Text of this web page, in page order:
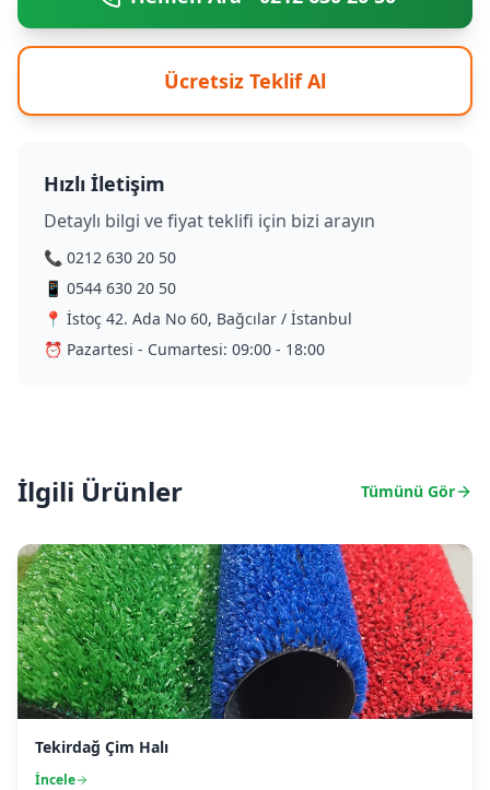
Ücretsiz Teklif Al
Hızlı İletişim
Detaylı bilgi ve fiyat teklifi için bizi arayın
📞 0212 630 20 50
📱 0544 630 20 50
📍 İstoç 42. Ada No 60, Bağcılar / İstanbul
⏰ Pazartesi - Cumartesi: 09:00 - 18:00
İlgili Ürünler Tümünü Gör
Tekirdağ Çim Halı
İncele